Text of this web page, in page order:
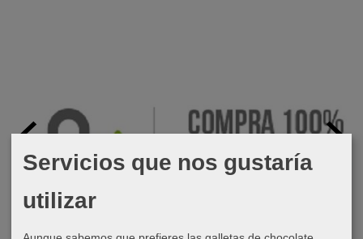
Servicios que nos gustaría
utilizar